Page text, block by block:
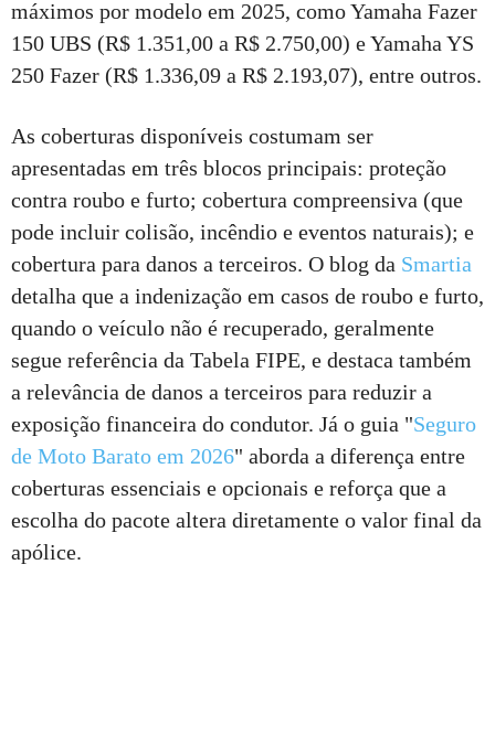
máximos por modelo em 2025, como Yamaha Fazer
150 UBS (R$ 1.351,00 a R$ 2.750,00) e Yamaha YS
250 Fazer (R$ 1.336,09 a R$ 2.193,07), entre outros.
As coberturas disponíveis costumam ser
apresentadas em três blocos principais: proteção
contra roubo e furto; cobertura compreensiva (que
pode incluir colisão, incêndio e eventos naturais); e
cobertura para danos a terceiros. O blog da Smartia
detalha que a indenização em casos de roubo e furto,
quando o veículo não é recuperado, geralmente
segue referência da Tabela FIPE, e destaca também
a relevância de danos a terceiros para reduzir a
exposição financeira do condutor. Já o guia "Seguro
de Moto Barato em 2026" aborda a diferença entre
coberturas essenciais e opcionais e reforça que a
escolha do pacote altera diretamente o valor final da
apólice.